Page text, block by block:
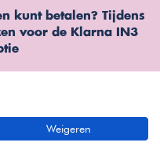
kunt betalen? Tijdens
voor de Klarna IN3
Bekijk productvideo
bezoekersgegevens, om
inhoud te tonen en om u een
Weigeren